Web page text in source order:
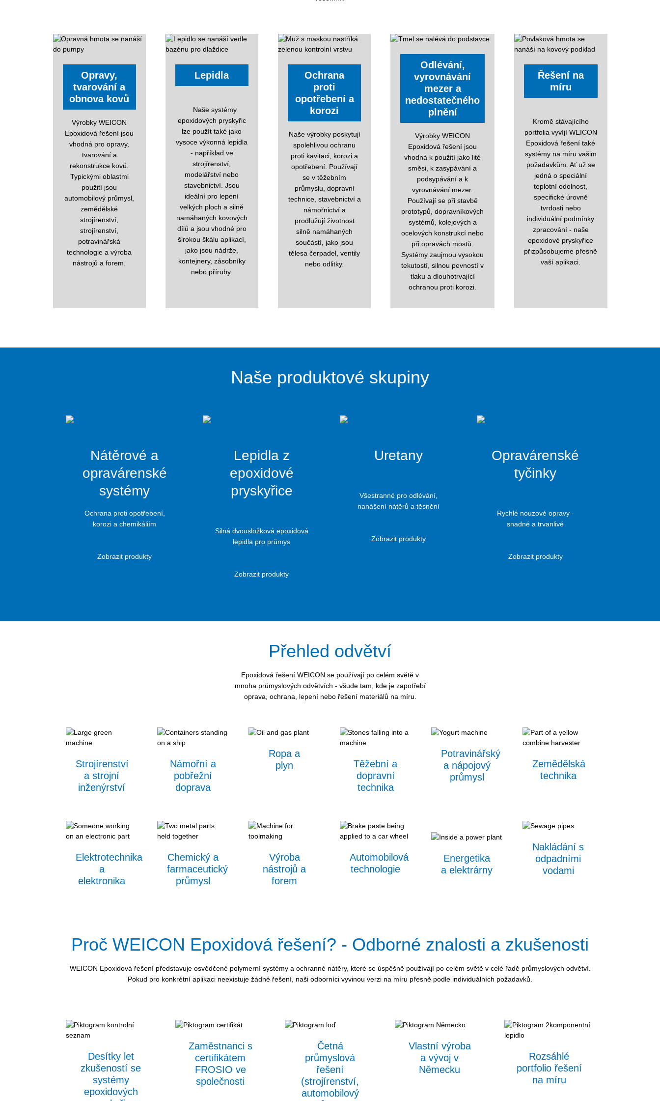
Opravy,
tvarování a
obnova kovů
Výrobky WEICON
Epoxidová řešení jsou
vhodná pro opravy,
tvarování a
rekonstrukce kovů.
Typickými oblastmi
použití jsou
automobilový průmysl,
zemědělské
strojírenství,
strojírenství,
potravinářská
technologie a výroba
nástrojů a forem.
Lepidla
Naše systémy
epoxidových pryskyřic
lze použít také jako
vysoce výkonná lepidla
- například ve
strojírenství,
modelářství nebo
stavebnictví. Jsou
ideální pro lepení
velkých ploch a silně
namáhaných kovových
dílů a jsou vhodné pro
širokou škálu aplikací,
jako jsou nádrže,
kontejnery, zásobníky
nebo příruby.
Ochrana
proti
opotřebení a
korozi
Naše výrobky poskytují
spolehlivou ochranu
proti kavitaci, korozi a
opotřebení. Používají
se v těžebním
průmyslu, dopravní
technice, stavebnictví a
námořnictví a
prodlužují životnost
silně namáhaných
součástí, jako jsou
tělesa čerpadel, ventily
nebo odlitky.
Odlévání,
vyrovnávání
mezer a
nedostatečného
plnění
Výrobky WEICON
Epoxidová řešení jsou
vhodná k použití jako lité
směsi, k zasypávání a
podsypávání a k
vyrovnávání mezer.
Používají se při stavbě
prototypů, dopravníkových
systémů, kolejových a
ocelových konstrukcí nebo
při opravách mostů.
Systémy zaujmou vysokou
tekutostí, silnou pevností v
tlaku a dlouhotrvající
ochranou proti korozi.
Řešení na
míru
Kromě stávajícího
portfolia vyvíjí WEICON
Epoxidová řešení také
systémy na míru vašim
požadavkům. Ať už se
jedná o speciální
teplotní odolnost,
specifické úrovně
tvrdosti nebo
individuální podmínky
zpracování - naše
epoxidové pryskyřice
přizpůsobujeme přesně
vaší aplikaci.
Naše produktové skupiny
Nátěrové a
opravárenské
systémy
Ochrana proti opotřebení,
korozi a chemikáliím
Zobrazit produkty
Lepidla z
epoxidové
pryskyřice
Silná dvousložková epoxidová
lepidla pro průmys
Zobrazit produkty
Uretany
Všestranné pro odlévání,
nanášení nátěrů a těsnění
Zobrazit produkty
Opravárenské
tyčinky
Rychlé nouzové opravy -
snadné a trvanlivé
Zobrazit produkty
Přehled odvětví
Epoxidová řešení WEICON se používají po celém světě v
mnoha průmyslových odvětvích - všude tam, kde je zapotřebí
oprava, ochrana, lepení nebo řešení materiálů na míru.
Strojírenství
a strojní
inženýrství
Námořní a
pobřežní
doprava
Ropa a
plyn
Těžební a
dopravní
technika
Potravinářský
a nápojový
průmysl
Zemědělská
technika
Elektrotechnika
a
elektronika
Chemický a
farmaceutický
průmysl
Výroba
nástrojů a
forem
Automobilová
technologie
Energetika
a elektrárny
Nakládání s
odpadními
vodami
Proč WEICON Epoxidová řešení? - Odborné znalosti a zkušenosti
WEICON Epoxidová řešení představuje osvědčené polymerní systémy a ochranné nátěry, které se úspěšně používají po celém světě v celé řadě průmyslových odvětví.
Pokud pro konkrétní aplikaci neexistuje žádné řešení, naši odborníci vyvinou verzi na míru přesně podle individuálních požadavků.
Desítky let
zkušeností se
systémy
epoxidových
Zaměstnanci s
certifikátem
FROSIO ve
společnosti
Četná
průmyslová
řešení
(strojírenství,
automobilový
Vlastní výroba
a vývoj v
Německu
Rozsáhlé
portfolio řešení
na míru
Váš odborník na systémy epoxidových
Máte speciální aplikaci a nemůžete najít ten
správný produkt? Budemeho vyvíjet společně s